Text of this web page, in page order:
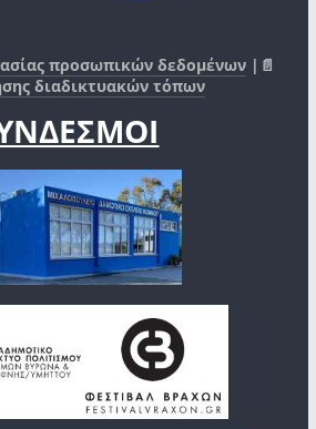
προσωπικών δεδομένων |📄
διαδικτυακών τόπων